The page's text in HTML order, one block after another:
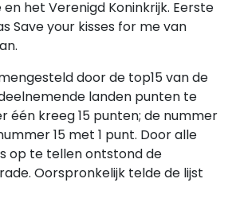
en het Verenigd Koninkrijk. Eerste
Save your kisses for me van
door de top15 van de
landen punten te
één kreeg 15 punten; de nummer
15 met 1 punt. Door alle
op te tellen ontstond de
Oorspronkelijk telde de lijst